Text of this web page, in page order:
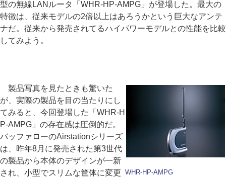
型の無線LANルータ「WHR-HP-AMPG」が登場した。最大の
特徴は、従来モデルの2倍以上はあろうかという巨大なアンテ
ナだ。従来から発売されてるハイパワーモデルとの性能を比較
してみよう。
WHR-HP-AMPG
製品写真を見たときも驚いた
が、実際の製品を目の当たりにし
てみると、今回登場した「WHR-H
P-AMPG」の存在感は圧倒的だ。
バッファローのAirstationシリーズ
は、昨年8月に発売された第3世代
の製品から本体のデザインが一新
され、小型でスリムな筐体に変更